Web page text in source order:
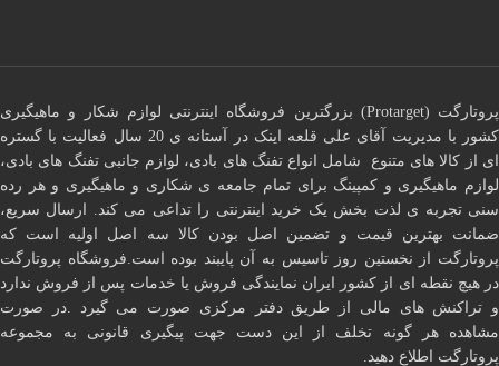
پروتارگت (Protarget) بزرگترین فروشگاه اینترنتی لوازم شکار و ماهیگیری
کشور با مدیریت آقای علی قلعه اینک در آستانه ی 20 سال فعالیت با گستره
ای از کالا های متنوع شامل انواع تفنگ های بادی، لوازم جانبی تفنگ های بادی،
لوازم ماهیگیری و کمپینگ برای تمام جامعه ی شکاری و ماهیگیری و هر رده
سنی تجربه ی لذت بخش یک خرید اینترنتی را تداعی می کند. ارسال سریع،
ضمانت بهترین قیمت و تضمین اصل بودن کالا سه اصل اولیه است که
پروتارگت از نخستین روز تاسیس به آن پایبند بوده است.فروشگاه پروتارگت
در هیچ نقطه ای از کشور ایران نمایندگی فروش یا خدمات پس از فروش ندارد
و تراکنش های مالی از طریق دفتر مرکزی صورت می گیرد .در صورت
مشاهده هر گونه تخلف از این دست جهت پیگیری قانونی به مجموعه
پروتارگت اطلاع دهید.